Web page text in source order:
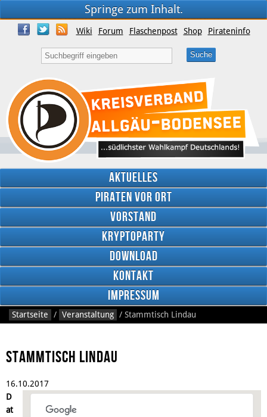
Springe zum Inhalt.
Facebook
RSS
Wiki Forum Flaschenpost Shop Pirateninfo
Aktuelles
Piraten vor Ort
Vorstand
Kryptoparty
Download
Kontakt
Impressum
Startseite / Veranstaltung / Stammtisch Lindau
Stammtisch Lindau
16.10.2017
D
at